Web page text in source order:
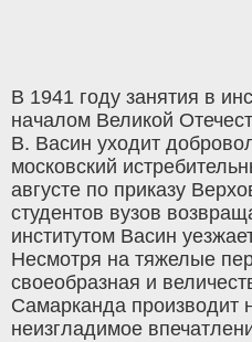
В 1941 году занятия в
началом Великой
В. Васин уходит
московский
августе по приказу
студентов вузов
институтом Васин
Несмотря на тяжелые
своеобразная и
Самарканда производит
неизгладимое